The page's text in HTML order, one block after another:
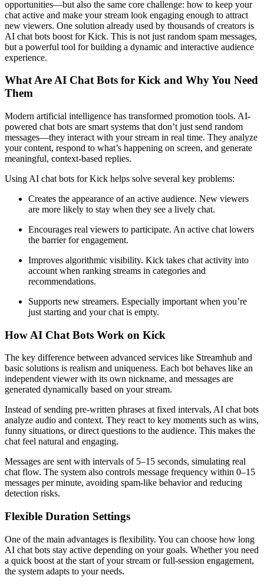
opportunities—but also the same core challenge: how to keep your
chat active and make your stream look engaging enough to attract
new viewers. One solution already used by thousands of creators is
AI chat bots boost for Kick. This is not just random spam messages,
but a powerful tool for building a dynamic and interactive audience
experience.
What Are AI Chat Bots for Kick and Why You Need
Them
Modern artificial intelligence has transformed promotion tools. AI-
powered chat bots are smart systems that don’t just send random
messages—they interact with your stream in real time. They analyze
your content, respond to what’s happening on screen, and generate
meaningful, context-based replies.
Using AI chat bots for Kick helps solve several key problems:
Creates the appearance of an active audience. New viewers
are more likely to stay when they see a lively chat.
Encourages real viewers to participate. An active chat lowers
the barrier for engagement.
Improves algorithmic visibility. Kick takes chat activity into
account when ranking streams in categories and
recommendations.
Supports new streamers. Especially important when you’re
just starting and your chat is empty.
How AI Chat Bots Work on Kick
The key difference between advanced services like Streamhub and
basic solutions is realism and uniqueness. Each bot behaves like an
independent viewer with its own nickname, and messages are
generated dynamically based on your stream.
Instead of sending pre-written phrases at fixed intervals, AI chat bots
analyze audio and context. They react to key moments such as wins,
funny situations, or direct questions to the audience. This makes the
chat feel natural and engaging.
Messages are sent with intervals of 5–15 seconds, simulating real
chat flow. The system also controls message frequency within 0–15
messages per minute, avoiding spam-like behavior and reducing
detection risks.
Flexible Duration Settings
One of the main advantages is flexibility. You can choose how long
AI chat bots stay active depending on your goals. Whether you need
a quick boost at the start of your stream or full-session engagement,
the system adapts to your needs.